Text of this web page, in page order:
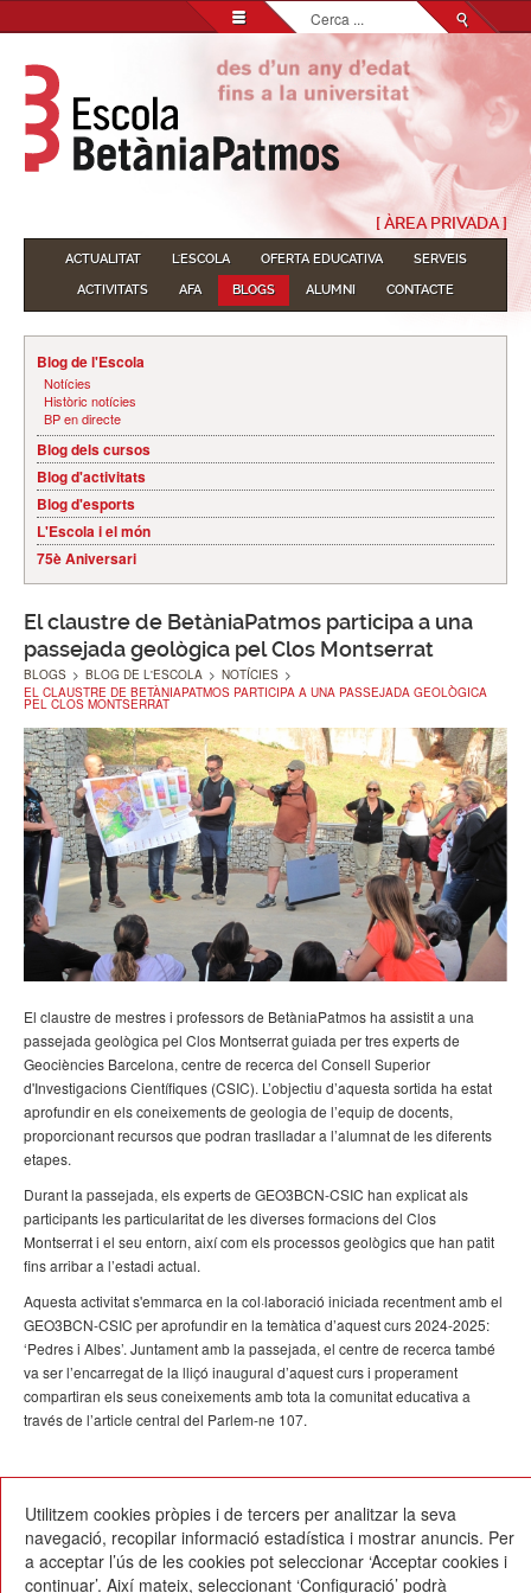
Cerca
...
[ ÀREA PRIVADA ]
ACTUALITAT L'ESCOLA OFERTA EDUCATIVA
SERVEIS
ACTIVITATS
AFA BLOGS ALUMNI CONTACTE
Blog de l'Escola
Notícies
Històric notícies
BP en directe
Blog dels cursos
Blog d'activitats
Blog d'esports
L'Escola i el món
75è Aniversari
El claustre de BetàniaPatmos participa a una
passejada geològica pel Clos Montserrat
BLOGS > BLOG DE L'ESCOLA > NOTÍCIES >
EL CLAUSTRE DE BETÀNIAPATMOS PARTICIPA A UNA PASSEJADA GEOLÒGICA
PEL CLOS MONTSERRAT
El claustre de mestres i professors de BetàniaPatmos ha assistit a una
passejada geològica pel Clos Montserrat guiada per tres experts de
Geociències Barcelona, centre de recerca del Consell Superior
d'Investigacions Científiques (CSIC). L’objectiu d’aquesta sortida ha estat
aprofundir en els coneixements de geologia de l’equip de docents,
proporcionant recursos que podran traslladar a l’alumnat de les diferents
etapes.
Durant la passejada, els experts de GEO3BCN-CSIC han explicat als
participants les particularitat de les diverses formacions del Clos
Montserrat i el seu entorn, així com els processos geològics que han patit
fins arribar a l’estadi actual.
Aquesta activitat s'emmarca en la col·laboració iniciada recentment amb el
GEO3BCN-CSIC per aprofundir en la temàtica d’aquest curs 2024-2025:
‘Pedres i Albes’. Juntament amb la passejada, el centre de recerca també
va ser l’encarregat de la lliçó inaugural d’aquest curs i properament
compartiran els seus coneixements amb tota la comunitat educativa a
través de l’article central del Parlem-ne 107.
11/10/2024
Utilitzem cookies pròpies i de tercers per analitzar la seva
navegació, recopilar informació estadística i mostrar anuncis. Per
a acceptar l’ús de les cookies pot seleccionar ‘Acceptar cookies i
continuar’. Així mateix, seleccionant ‘Configuració’ podrà